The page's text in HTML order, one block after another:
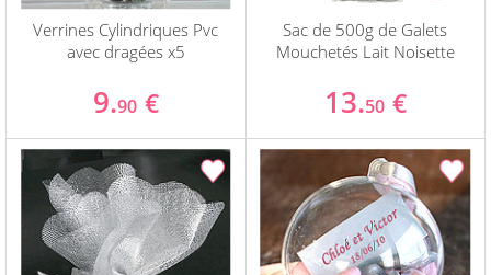
Verrines Cylindriques Pvc
avec dragées x5
9.90 €
Sac de 500g de Galets
Mouchetés Lait Noisette
13.50 €